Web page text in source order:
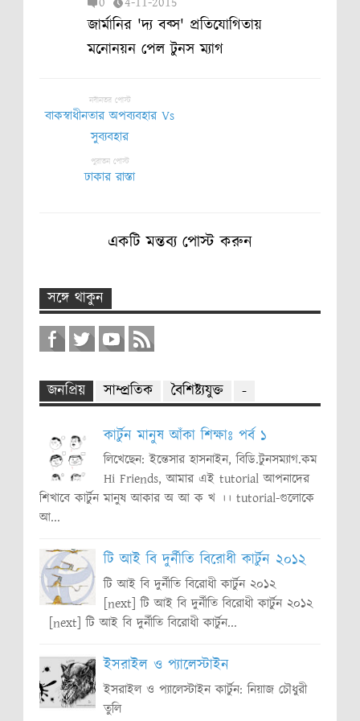
জার্মানির 'দ্য বব্স' প্রতিযোগিতায়
মনোনয়ন পেল টুনস ম্যাগ
নবীনতর পোস্ট
বাকস্বাধীনতার অপব্যবহার Vs
সুব্যবহার
পুরাতন পোস্ট
ঢাকার রাস্তা
একটি মন্তব্য পোস্ট করুন
সঙ্গে থাকুন
জনপ্রিয় সাম্প্রতিক বৈশিষ্ট্যযুক্ত -
কার্টুন মানুষ আঁকা শিক্ষাঃ পর্ব ১
লিখেছেন: ইন্তেসার হাসনাইন, বিডি.টুনসম্যাগ.কম
Hi Friends, আমার এই tutorial আপনাদের
শিখাবে কার্টুন মানুষ আকার অ আ ক খ ।। tutorial-গুলোকে
আ...
টি আই বি দুর্নীতি বিরোধী কার্টুন ২০১২
টি আই বি দুর্নীতি বিরোধী কার্টুন ২০১২
[next] টি আই বি দুর্নীতি বিরোধী কার্টুন ২০১২
[next] টি আই বি দুর্নীতি বিরোধী কার্টুন...
ইসরাইল ও প্যালেস্টাইন
ইসরাইল ও প্যালেস্টাইন কার্টুন: নিয়াজ চৌধুরী
তুলি